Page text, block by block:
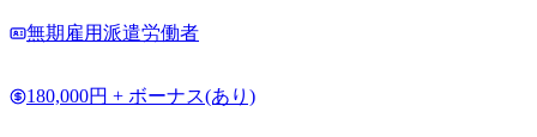
無期雇用派遣労働者
180,000円 + ボーナス(あり)